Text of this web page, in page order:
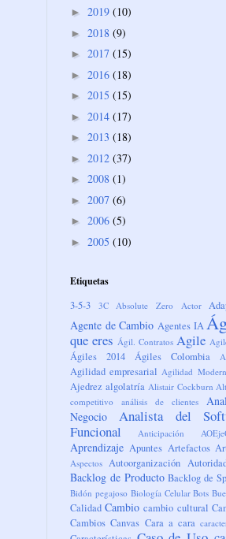
► 2019 (10)
► 2018 (9)
► 2017 (15)
► 2016 (18)
► 2015 (15)
► 2014 (17)
► 2013 (18)
► 2012 (37)
► 2008 (1)
► 2007 (6)
► 2006 (5)
► 2005 (10)
Etiquetas
3-5-3
3C Absolute Zero Actor
Agente de Cambio Agentes IA
que eres Ágil. Contratos Agile
Ágiles 2014 Ágiles Colombia
Agilidad empresarial Agilidad
Ajedrez algolatría Alistair Cockburn
competitivo
análisis de clientes
Negocio
Analista del
Funcional
Anticipación
Aprendizaje Apuntes Artefactos
Aspectos Autoorganización
Backlog de Producto Backlog de
Bidón pegajoso Biología Celular Bots
Calidad Cambio cambio cultural
Cambios Canvas Cara a cara